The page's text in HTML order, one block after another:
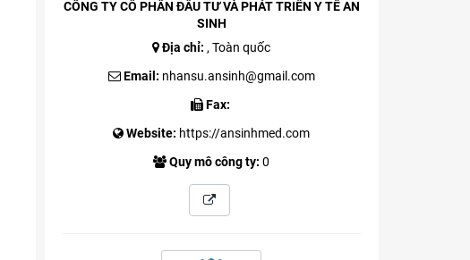
CÔNG TY CỔ PHẦN ĐẦU TƯ VÀ PHÁT TRIỂN Y TẾ AN
SINH
Địa chỉ: , Toàn quốc
Email: nhansu.ansinh@gmail.com
Fax:
Website: https://ansinhmed.com
Quy mô công ty: 0